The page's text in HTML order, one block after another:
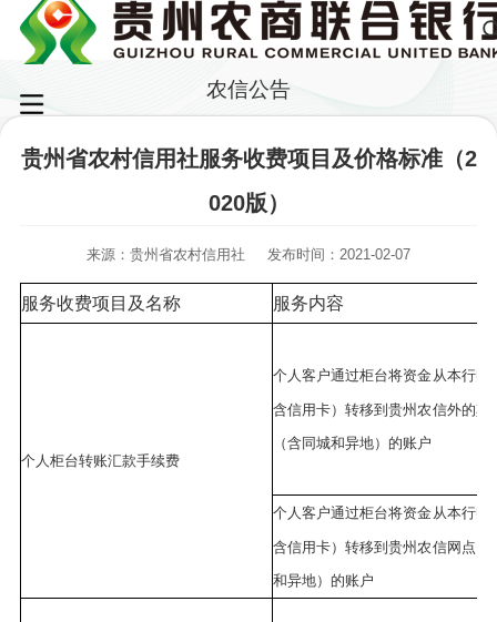
农信公告
贵州省农村信用社服务收费项目及价格标准（2
020版）
来源：贵州省农村信用社 发布时间：2021-02-07
服务收费项目及名称 服务内容
个人柜台转账汇款手续费
个人客户通过柜台将资金从本行账
含信用卡）转移到贵州农信外的其
（含同城和异地）的账户
个人客户通过柜台将资金从本行账
含信用卡）转移到贵州农信网点（
和异地）的账户